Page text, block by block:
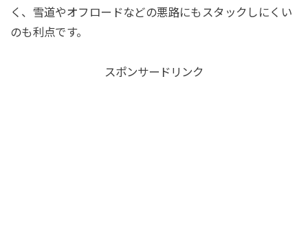
く、雪道やオフロードなどの悪路にもスタックしにくい
のも利点です。
スポンサードリンク